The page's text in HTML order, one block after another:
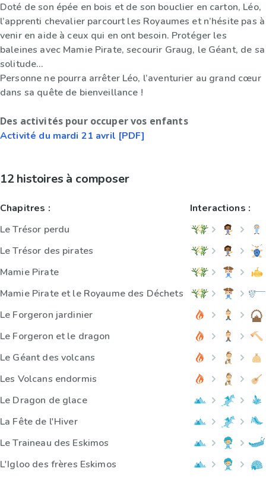
Doté de son épée en bois et de son bouclier en carton, Léo,
l’apprenti chevalier parcourt les Royaumes et n’hésite pas à
venir en aide à ceux qui en ont besoin. Protéger les
baleines avec Mamie Pirate, secourir Graug, le Géant, de sa
solitude…
Personne ne pourra arrêter Léo, l’aventurier au grand cœur
dans sa quête de bienveillance !
Des activités pour occuper vos enfants
Activité du mardi 21 avril [PDF]
12 histoires à composer
Chapitres :
Le Trésor perdu
Le Trésor des pirates
Mamie Pirate
Mamie Pirate et le Royaume des Déchets
Le Forgeron jardinier
Le Forgeron et le dragon
Le Géant des volcans
Les Volcans endormis
Le Dragon de glace
La Fête de l'Hiver
Le Traineau des Eskimos
L'Igloo des frères Eskimos
Interactions :